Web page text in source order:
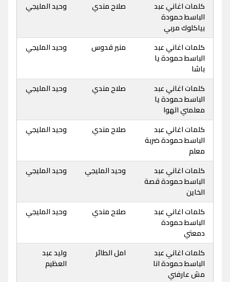
كلمات اغاني عبد
الباسط حمودة
بياكلوك مربي
صلاح مندي وحيد المليجي
كلمات اغاني عبد
الباسط حمودة يا
باشا
منير قدوس وحيد المليجي
كلمات اغاني عبد
الباسط حمودة يا
معلمني الهوا
صلاح مندي وحيد المليجي
كلمات اغاني عبد
الباسط حمودة ضربة
معلم
صلاح مندي وحيد المليجي
كلمات اغاني عبد
الباسط حمودة قصة
الخاين
وحيد المليجي وحيد المليجي
كلمات اغاني عبد
الباسط حمودة
دمعتي
صلاح مندي وحيد المليجي
كلمات اغاني عبد
الباسط حمودة انا
مش عارفني
امل الطائر
وليد عبد
العظيم